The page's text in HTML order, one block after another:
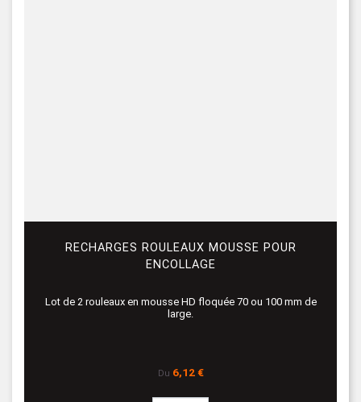
RECHARGES ROULEAUX MOUSSE POUR
ENCOLLAGE
Lot de 2 rouleaux en mousse HD floquée 70 ou 100 mm de
large.
Du Prix
6,12 €